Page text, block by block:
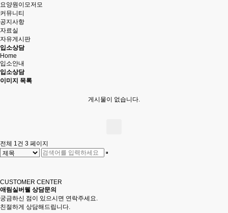
요양원이모저모
커뮤니티
공지사항
자료실
자유게시판
입소상담
Home
입소안내
입소상담
이미지 목록
게시물이 없습니다.
전체 1건 3 페이지
CUSTOMER CENTER
애림실버웰 상담문의
궁금하신 점이 있으시면 연락주세요.
친절하게 상담해드립니다.